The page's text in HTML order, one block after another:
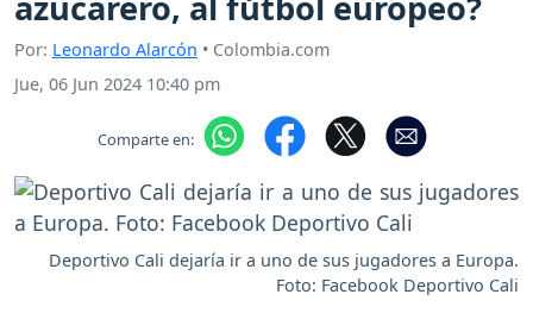
Por: Leonardo Alarcón • Colombia.com
Jue, 06 Jun 2024 10:40 pm
Comparte en:
Deportivo Cali dejaría ir a uno de sus jugadores a Europa.
Foto: Facebook Deportivo Cali